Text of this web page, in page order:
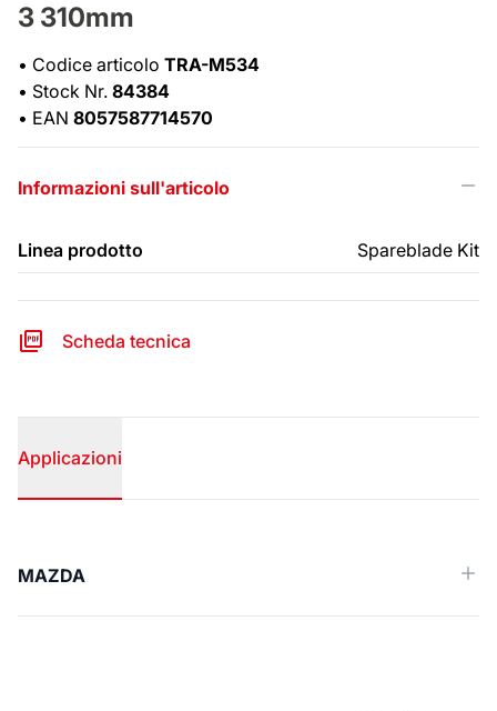
3 310mm
• Codice articolo TRA-M534
• Stock Nr. 84384
• EAN 8057587714570
Informazioni sull'articolo
Linea prodotto Spareblade Kit
Scheda tecnica
Applicazioni
MAZDA